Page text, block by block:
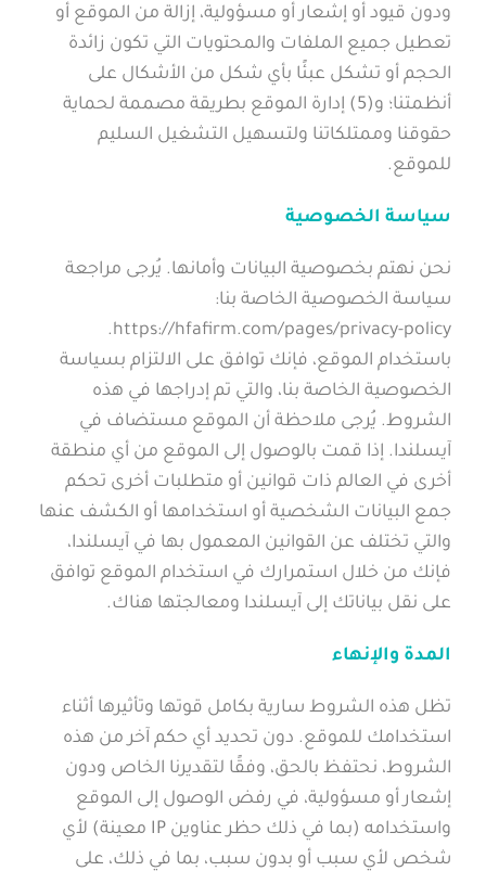
ودون قيود أو إشعار أو مسؤولية، إزالة من الموقع أو
تعطيل جميع الملفات والمحتويات التي تكون زائدة
الحجم أو تشكل عبئًا بأي شكل من الأشكال على
أنظمتنا؛ و(5) إدارة الموقع بطريقة مصممة لحماية
حقوقنا وممتلكاتنا ولتسهيل التشغيل السليم
للموقع.
سياسة الخصوصية
نحن نهتم بخصوصية البيانات وأمانها. يُرجى مراجعة
سياسة الخصوصية الخاصة بنا:
https://hfafirm.com/pages/privacy-policy.
باستخدام الموقع، فإنك توافق على الالتزام بسياسة
الخصوصية الخاصة بنا، والتي تم إدراجها في هذه
الشروط. يُرجى ملاحظة أن الموقع مستضاف في
آيسلندا. إذا قمت بالوصول إلى الموقع من أي منطقة
أخرى في العالم ذات قوانين أو متطلبات أخرى تحكم
جمع البيانات الشخصية أو استخدامها أو الكشف عنها
والتي تختلف عن القوانين المعمول بها في آيسلندا،
فإنك من خلال استمرارك في استخدام الموقع توافق
على نقل بياناتك إلى آيسلندا ومعالجتها هناك.
المدة والإنهاء
تظل هذه الشروط سارية بكامل قوتها وتأثيرها أثناء
استخدامك للموقع. دون تحديد أي حكم آخر من هذه
الشروط، نحتفظ بالحق، وفقًا لتقديرنا الخاص ودون
إشعار أو مسؤولية، في رفض الوصول إلى الموقع
واستخدامه (بما في ذلك حظر عناوين IP معينة) لأي
شخص لأي سبب أو بدون سبب، بما في ذلك، على